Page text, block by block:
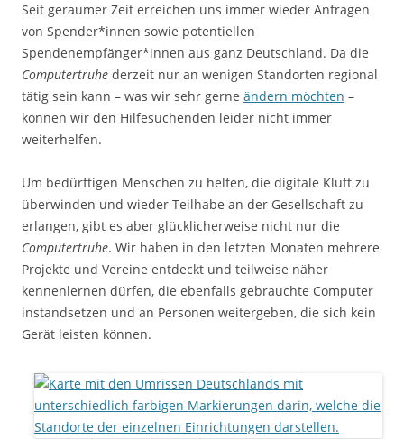
Seit geraumer Zeit erreichen uns immer wieder Anfragen
von Spender*innen sowie potentiellen
Spendenempfänger*innen aus ganz Deutschland. Da die
Computertruhe derzeit nur an wenigen Standorten regional
tätig sein kann – was wir sehr gerne ändern möchten –
können wir den Hilfesuchenden leider nicht immer
weiterhelfen.
Um bedürftigen Menschen zu helfen, die digitale Kluft zu
überwinden und wieder Teilhabe an der Gesellschaft zu
erlangen, gibt es aber glücklicherweise nicht nur die
Computertruhe. Wir haben in den letzten Monaten mehrere
Projekte und Vereine entdeckt und teilweise näher
kennenlernen dürfen, die ebenfalls gebrauchte Computer
instandsetzen und an Personen weitergeben, die sich kein
Gerät leisten können.